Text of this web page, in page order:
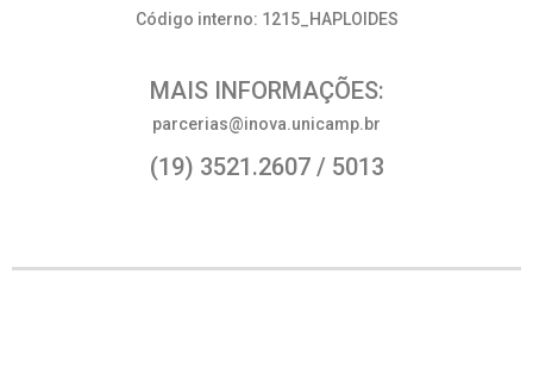
Código interno: 1215_HAPLOIDES
MAIS INFORMAÇÕES:
parcerias@inova.unicamp.br
(19) 3521.2607 / 5013